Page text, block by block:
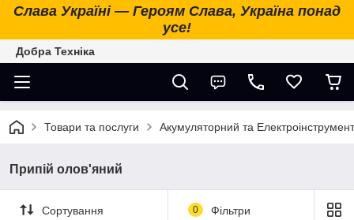
Слава Україні — Героям Слава, Україна понад
усе!
Добра Техніка
Товари та послуги Акумуляторний та Електроінструмент
Припій олов'яний
Сортування 0 Фільтри